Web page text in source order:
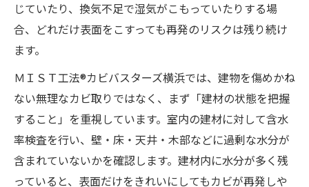
じていたり、換気不足で湿気がこもっていたりする場
合、どれだけ表面をこすっても再発のリスクは残り続け
ます。
ＭＩＳＴ工法®カビバスターズ横浜では、建物を傷めかね
ない無理なカビ取りではなく、まず「建材の状態を把握
すること」を重視しています。室内の建材に対して含水
率検査を行い、壁・床・天井・木部などに過剰な水分が
含まれていないかを確認します。建材内に水分が多く残
っていると、表面だけをきれいにしてもカビが再発しや